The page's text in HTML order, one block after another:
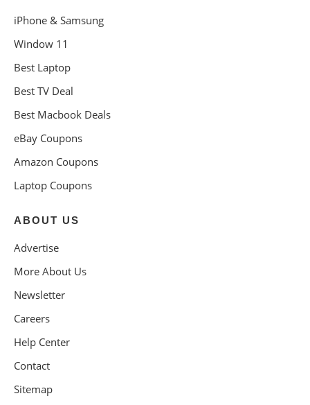
iPhone & Samsung
Window 11
Best Laptop
Best TV Deal
Best Macbook Deals
eBay Coupons
Amazon Coupons
Laptop Coupons
ABOUT US
Advertise
More About Us
Newsletter
Careers
Help Center
Contact
Sitemap